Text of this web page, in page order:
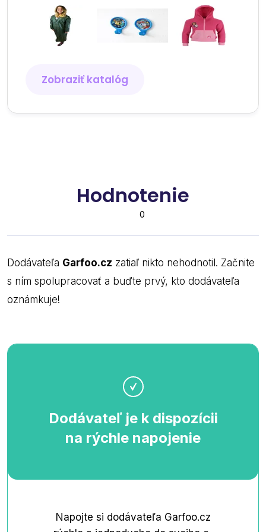
Zobraziť katalóg
Hodnotenie
0
Dodávateľa Garfoo.cz zatiaľ nikto nehodnotil. Začnite
s ním spolupracovať a buďte prvý, kto dodávateľa
oznámkuje!
Dodávateľ je k dispozícii
na rýchle napojenie
Napojte si dodávateľa Garfoo.cz